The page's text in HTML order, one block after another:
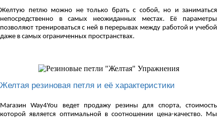
Желтую петлю можно не только брать с собой, но и заниматься
непосредственно в самых неожиданных местах. Её параметры
позволяют тренироваться с ней в перерывах между работой и учебой
даже в самых ограниченных пространствах.
Желтая резиновая петля и её характеристики
Магазин Way4You ведет продажу резины для спорта, стоимость
которой является оптимальной в соотношении цена-качество. Мы